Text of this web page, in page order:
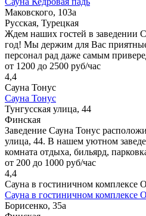
Маковского, 103а
Русская, Турецкая
Ждем наших гостей в заведении
год! Мы держим для Вас
персонал рад даже самым
от 1200 до 2500 руб/час
4,4
Сауна Тонус
Сауна Тонус
Тунгусская улица, 44
Финская
Заведение Сауна Тонус
улица, 44. В нашем уютном
комната отдыха, бильярд,
от 200 до 1000 руб/час
4,4
Сауна в гостиничном комплексе
Сауна в гостиничном комплексе
Борисенко, 35а